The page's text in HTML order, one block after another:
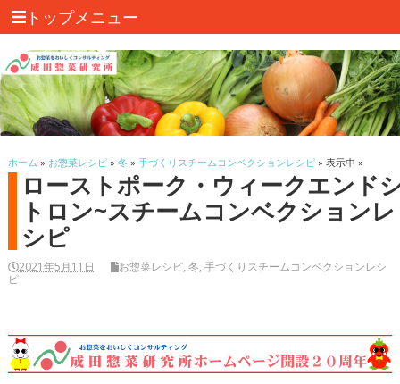
トップメニュー
ホーム » お惣菜レシピ» 冬» 手づくりスチームコンベクションレシピ» 表示中 »
ローストポーク・ウィークエンド
トロン~スチームコンベクションレ
シピ
2021年5月11日 お惣菜レシピ, 冬, 手づくりスチームコンベクションレシ
ピ